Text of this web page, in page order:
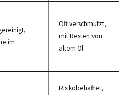
im
Oft verschmutzt,
mit Resten von
altem Öl.
Risikobehaftet,